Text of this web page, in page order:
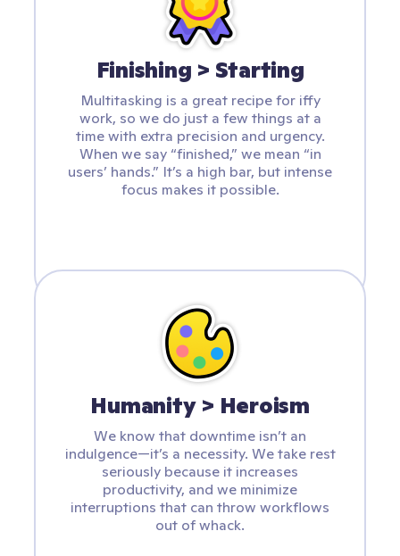
Finishing > Starting
Multitasking is a great recipe for iffy
work, so we do just a few things at a
time with extra precision and urgency.
When we say “finished,” we mean “in
users’ hands.” It’s a high bar, but intense
focus makes it possible.
Humanity > Heroism
We know that downtime isn’t an
indulgence—it’s a necessity. We take rest
seriously because it increases
productivity, and we minimize
interruptions that can throw workflows
out of whack.